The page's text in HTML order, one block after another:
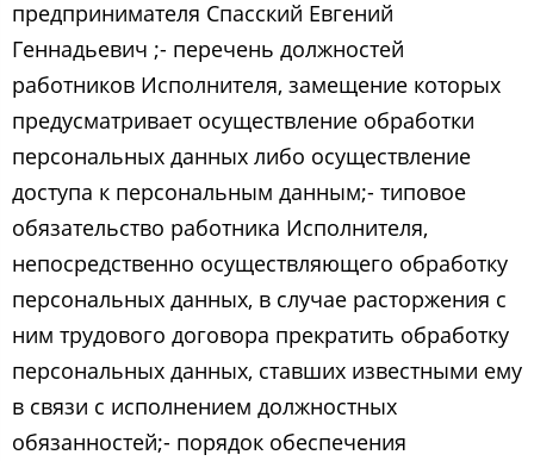
предпринимателя Спасский Евгений
Геннадьевич ​;- перечень должностей
работников Исполнителя, замещение которых
предусматривает осуществление обработки
персональных данных либо осуществление
доступа к персональным данным;- типовое
обязательство работника Исполнителя,
непосредственно осуществляющего обработку
персональных данных, в случае расторжения с
ним трудового договора прекратить обработку
персональных данных, ставших известными ему
в связи с исполнением должностных
обязанностей;- порядок обеспечения